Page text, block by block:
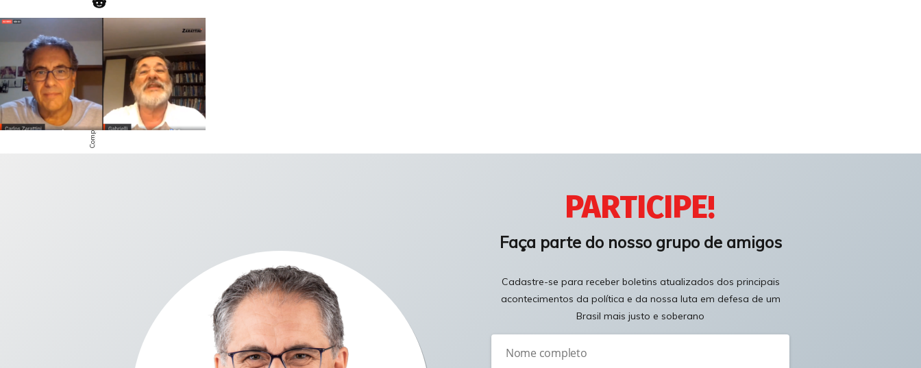
PARTICIPE!
Faça parte do nosso grupo de amigos
Cadastre-se para receber boletins atualizados dos principais
acontecimentos da política e da nossa luta em defesa de um
Brasil mais justo e soberano